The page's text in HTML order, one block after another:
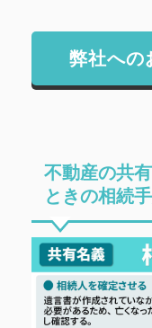
弊社への
不動産の共
ときの相続